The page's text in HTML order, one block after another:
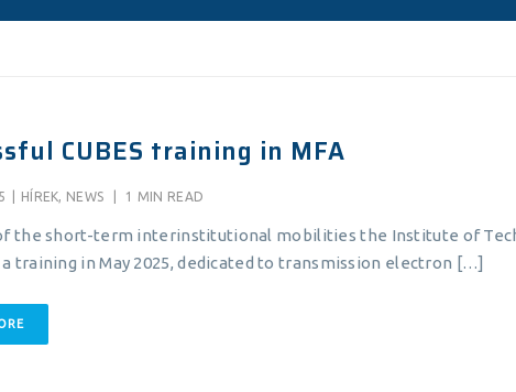
CUBES training in MFA
HÍREK, NEWS 1 MIN READ
the short-term interinstitutional mobilities the Institute of
training in May 2025, dedicated to transmission electron […]